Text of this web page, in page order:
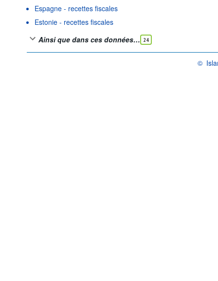
Espagne - recettes fiscales
Estonie - recettes fiscales
Ainsi que dans ces données… 24
©